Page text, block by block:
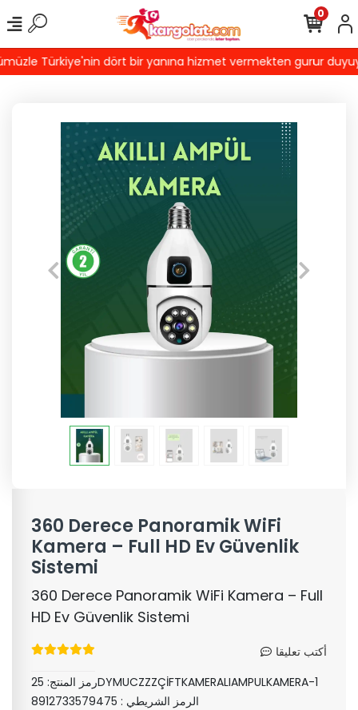
Türkiye'nin dört bir yanına hizmet vermekten gurur
0
360 Derece Panoramik WiFi
Kamera – Full HD Ev Güvenlik
Sistemi
360 Derece Panoramik WiFi Kamera – Full
HD Ev Güvenlik Sistemi
أكتب تعليقا
رمز المنتج:25DYMUCZZZÇİFTKAMERALIAMPULKAMERA-1
الرمز الشريطي : 8912733579475